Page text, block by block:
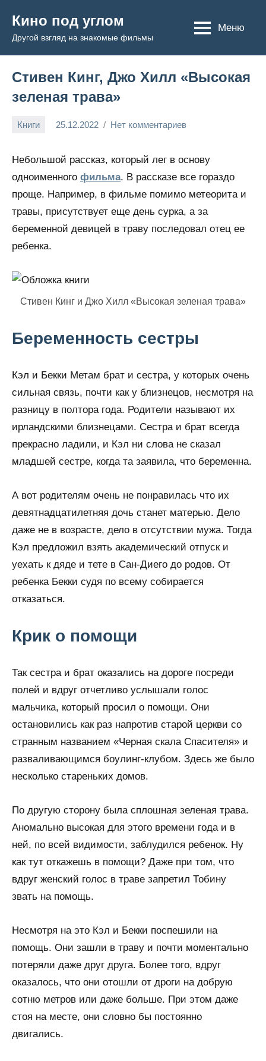
содержимому
Кино под углом
Другой взгляд на знакомые фильмы
Меню
Стивен Кинг, Джо Хилл «Высокая
зеленая трава»
Книги 25.12.2022 Нет комментариев
Небольшой рассказ, который лег в основу
одноименного фильма. В рассказе все гораздо
проще. Например, в фильме помимо метеорита и
травы, присутствует еще день сурка, а за
беременной девицей в траву последовал отец ее
ребенка.
Стивен Кинг и Джо Хилл «Высокая зеленая трава»
Беременность сестры
Кэл и Бекки Метам брат и сестра, у которых очень
сильная связь, почти как у близнецов, несмотря на
разницу в полтора года. Родители называют их
ирландскими близнецами. Сестра и брат всегда
прекрасно ладили, и Кэл ни слова не сказал
младшей сестре, когда та заявила, что беременна.
А вот родителям очень не понравилась что их
девятнадцатилетняя дочь станет матерью. Дело
даже не в возрасте, дело в отсутствии мужа. Тогда
Кэл предложил взять академический отпуск и
уехать к дяде и тете в Сан-Диего до родов. От
ребенка Бекки судя по всему собирается
отказаться.
Крик о помощи
Так сестра и брат оказались на дороге посреди
полей и вдруг отчетливо услышали голос
мальчика, который просил о помощи. Они
остановились как раз напротив старой церкви со
странным названием «Черная скала Спасителя» и
разваливающимся боулинг-клубом. Здесь же было
несколько стареньких домов.
По другую сторону была сплошная зеленая трава.
Аномально высокая для этого времени года и в
ней, по всей видимости, заблудился ребенок. Ну
как тут откажешь в помощи? Даже при том, что
вдруг женский голос в траве запретил Тобину
звать на помощь.
Несмотря на это Кэл и Бекки поспешили на
помощь. Они зашли в траву и почти моментально
потеряли даже друг друга. Более того, вдруг
оказалось, что они отошли от дроги на добрую
сотню метров или даже больше. При этом даже
стоя на месте, они словно бы постоянно
двигались.